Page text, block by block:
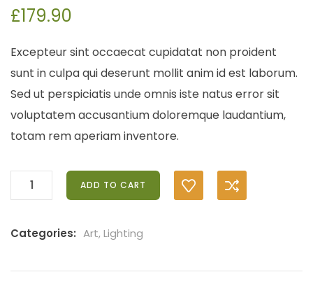
out
of
customer
ratings
£179.90
Excepteur sint occaecat cupidatat non proident
sunt in culpa qui deserunt mollit anim id est laborum.
Sed ut perspiciatis unde omnis iste natus error sit
voluptatem accusantium doloremque laudantium,
totam rem aperiam inventore.
ADD TO CART
Categories: Art,Lighting